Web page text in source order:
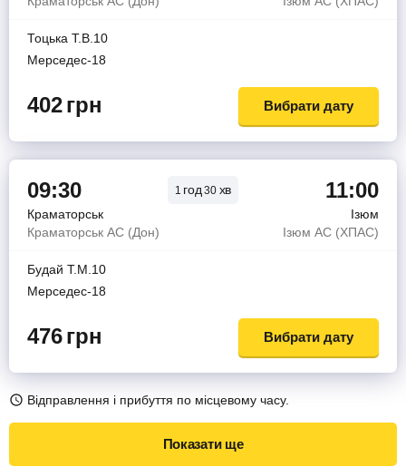
Тоцька Т.В.10
Мерседес-18
402грн Вибрати дату
09:30 1 год30 хв 11:00
Краматорськ
Ізюм
Краматорськ АС (Дон)
Ізюм АС (ХПАС)
Будай Т.М.10
Мерседес-18
476грн Вибрати дату
Відправлення і прибуття по місцевому часу.
Показати ще